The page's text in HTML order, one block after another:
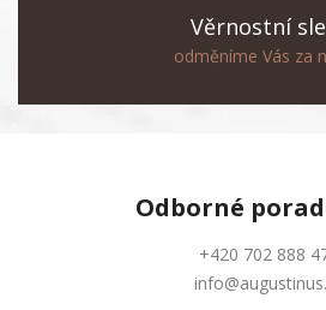
Věrnostní
odměníme Vás za
Odborné
+420 702 888